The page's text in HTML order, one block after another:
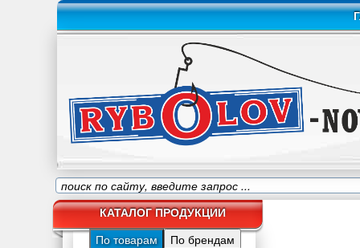
КАТАЛОГ ПРОДУКЦИИ
По товарам По брендам